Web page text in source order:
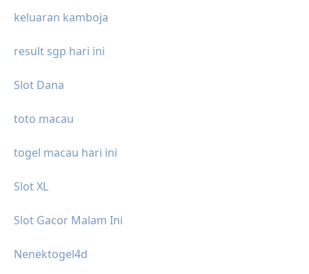
keluaran kamboja
result sgp hari ini
Slot Dana
toto macau
togel macau hari ini
Slot XL
Slot Gacor Malam Ini
Nenektogel4d